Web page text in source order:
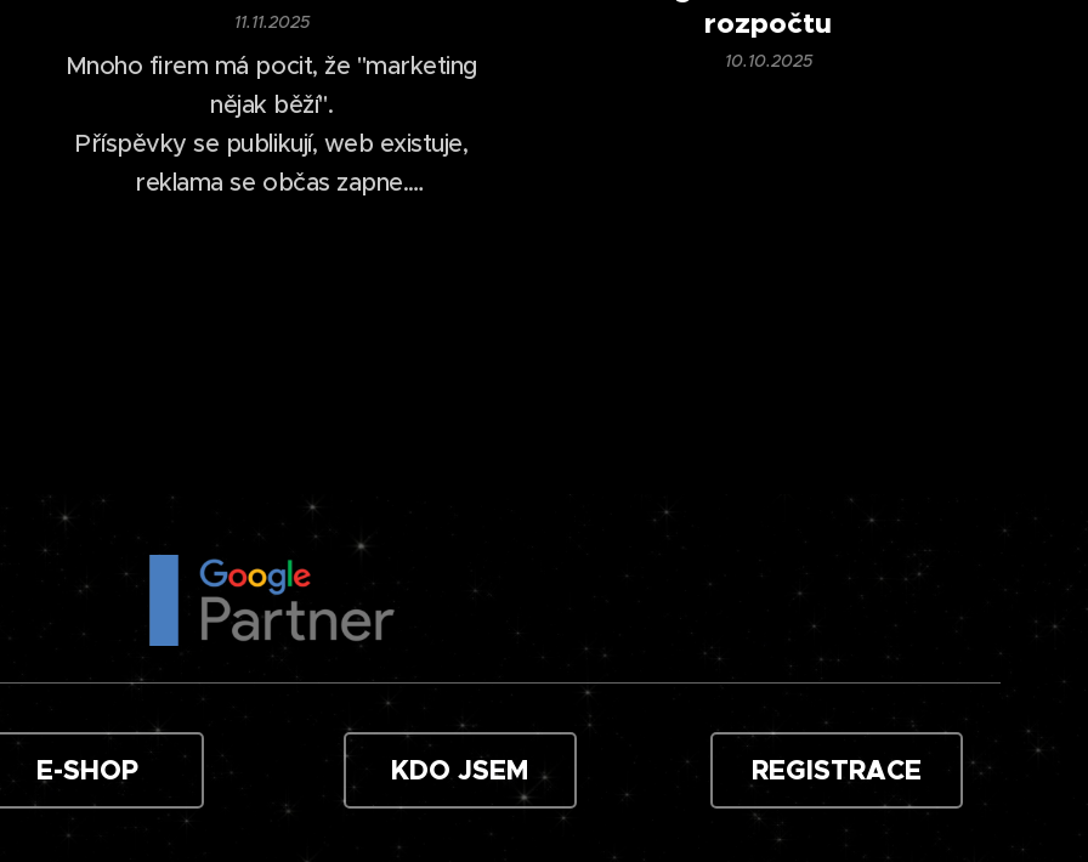
11.11.2025
Mnoho firem má pocit, že "marketing
nějak běží".
Příspěvky se publikují, web existuje,
reklama se občas zapne.
rozpočtu
10.10.2025
E-SHOP KDO JSEM REGISTRACE